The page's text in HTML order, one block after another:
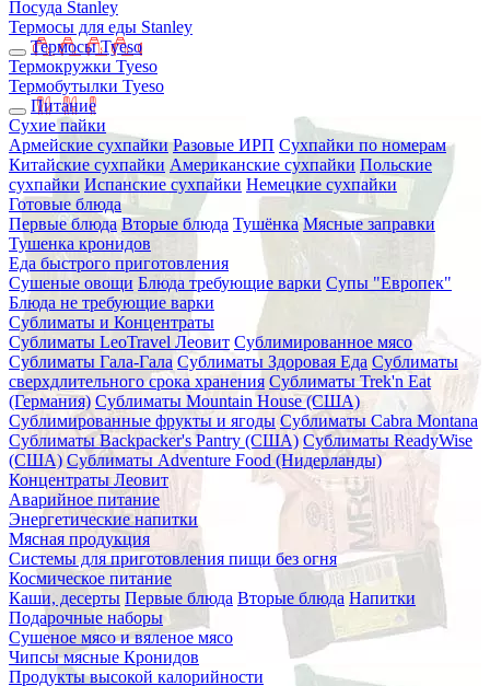
Посуда Stanley
Термосы для еды Stanley
Термосы Tyeso
Термокружки Tyeso
Термобутылки Tyeso
Питание
Сухие пайки
Армейские сухпайки Разовые ИРП Сухпайки по номерам
Китайские сухпайки Американские сухпайки Польские
сухпайки Испанские сухпайки Немецкие сухпайки
Готовые блюда
Первые блюда Вторые блюда Тушёнка Мясные заправки
Тушенка кронидов
Еда быстрого приготовления
Сушеные овощи Блюда требующие варки Супы "Европек"
Блюда не требующие варки
Сублиматы и Концентраты
Сублиматы LeoTravel Леовит Сублимированное мясо
Сублиматы Гала-Гала Сублиматы Здоровая Еда Сублиматы
сверхдлительного срока хранения Сублиматы Trek'n Eat
(Германия) Сублиматы Mountain House (США)
Сублимированные фрукты и ягоды Сублиматы Cabra Montana
Сублиматы Backpacker's Pantry (США) Сублиматы ReadyWise
(США) Сублиматы Adventure Food (Нидерланды)
Концентраты Леовит
Аварийное питание
Энергетические напитки
Мясная продукция
Системы для приготовления пищи без огня
Космическое питание
Каши, десерты Первые блюда Вторые блюда Напитки
Подарочные наборы
Сушеное мясо и вяленое мясо
Чипсы мясные Кронидов
Продукты высокой калорийности